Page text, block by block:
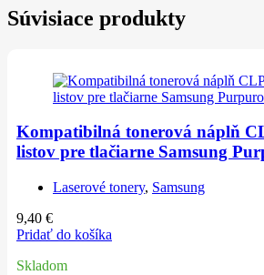
Súvisiace produkty
Kompatibilná tonerová náplň
listov pre tlačiarne Samsung
Laserové tonery, Samsung
9,40 €
Pridať do košíka
Skladom